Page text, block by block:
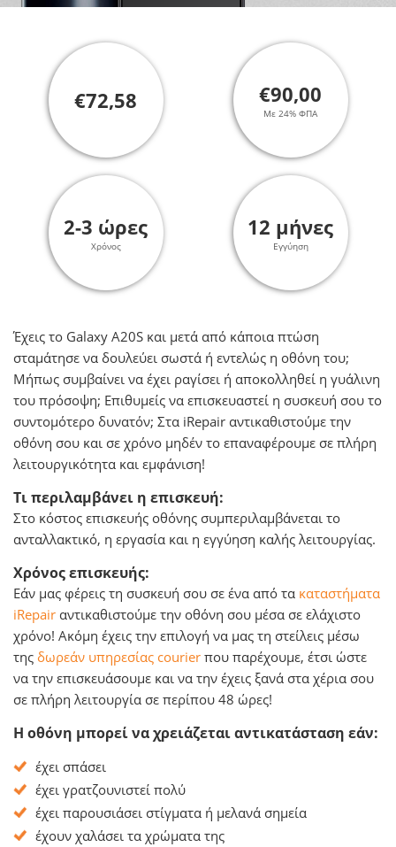
€72,58 €90,00
Με 24% ΦΠΑ
2-3 ώρες
Χρόνος
12 μήνες
Εγγύηση
Έχεις το Galaxy A20S και μετά από κάποια πτώση
σταμάτησε να δουλεύει σωστά ή εντελώς η οθόνη του;
Μήπως συμβαίνει να έχει ραγίσει ή αποκολληθεί η γυάλινη
του πρόσοψη; Επιθυμείς να επισκευαστεί η συσκευή σου το
συντομότερο δυνατόν; Στα iRepair αντικαθιστούμε την
οθόνη σου και σε χρόνο μηδέν το επαναφέρουμε σε πλήρη
λειτουργικότητα και εμφάνιση!
Τι περιλαμβάνει η επισκευή:
Στο κόστος επισκευής οθόνης συμπεριλαμβάνεται το
ανταλλακτικό, η εργασία και η εγγύηση καλής λειτουργίας.
Χρόνος επισκευής:
Εάν μας φέρεις τη συσκευή σου σε ένα από τα καταστήματα
iRepair αντικαθιστούμε την οθόνη σου μέσα σε ελάχιστο
χρόνο! Ακόμη έχεις την επιλογή να μας τη στείλεις μέσω
της δωρεάν υπηρεσίας courier που παρέχουμε, έτσι ώστε
να την επισκευάσουμε και να την έχεις ξανά στα χέρια σου
σε πλήρη λειτουργία σε περίπου 48 ώρες!
Η οθόνη μπορεί να χρειάζεται αντικατάσταση εάν:
έχει σπάσει
έχει γρατζουνιστεί πολύ
έχει παρουσιάσει στίγματα ή μελανά σημεία
έχουν χαλάσει τα χρώματα της